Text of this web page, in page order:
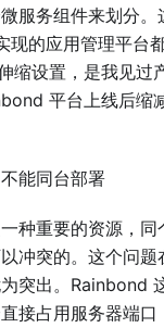
服务组件来划分。
现的应用管理平台
缩设置，是我见过
平台上线后缩
能同台部署
种重要的资源，同
冲突的。这个问
突出。Rainbond
接占用服务器端